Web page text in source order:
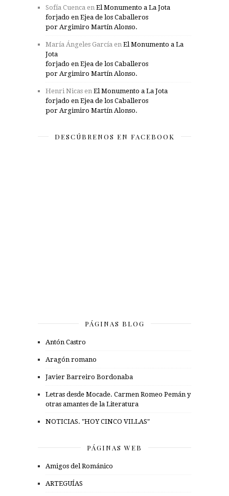
Sofía Cuenca en El Monumento a La Jota
forjado en Ejea de los Caballeros
por Argimiro Martín Alonso.
María Ángeles García en El Monumento a La
Jota
forjado en Ejea de los Caballeros
por Argimiro Martín Alonso.
Henri Nicas en El Monumento a La Jota
forjado en Ejea de los Caballeros
por Argimiro Martín Alonso.
DESCÚBRENOS EN FACEBOOK
PÁGINAS BLOG
Antón Castro
Aragón romano
Javier Barreiro Bordonaba
Letras desde Mocade. Carmen Romeo Pemán y
otras amantes de la Literatura
NOTICIAS. "HOY CINCO VILLAS"
PÁGINAS WEB
Amigos del Románico
ARTEGUÍAS